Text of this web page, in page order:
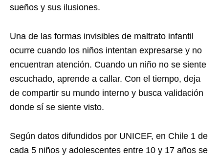
sueños y sus ilusiones.
Una de las formas invisibles de maltrato infantil
ocurre cuando los niños intentan expresarse y no
encuentran atención. Cuando un niño no se siente
escuchado, aprende a callar. Con el tiempo, deja
de compartir su mundo interno y busca validación
donde sí se siente visto.
Según datos difundidos por UNICEF, en Chile 1 de
cada 5 niños y adolescentes entre 10 y 17 años se